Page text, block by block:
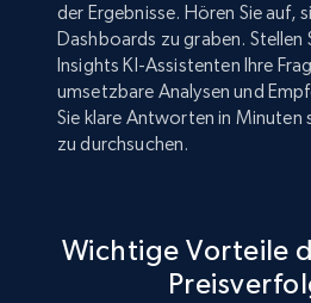
der Ergebnisse. Hören Sie auf,
Dashboards zu graben. Stellen
Insights KI-Assistenten Ihre
umsetzbare Analysen und
Sie klare Antworten in
zu durchsuchen.
Wichtige Vorteile